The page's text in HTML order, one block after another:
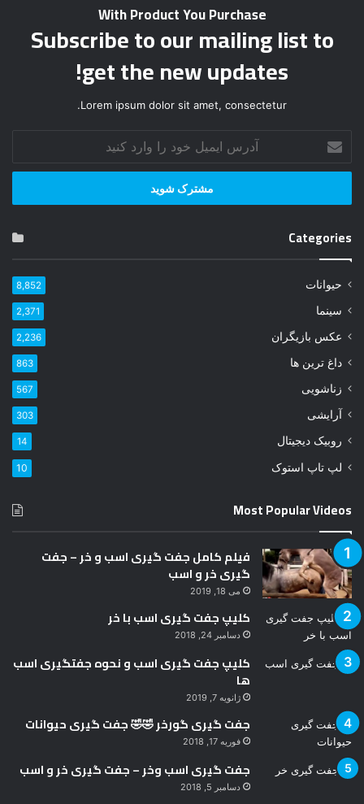
With Product You Purchase
Subscribe to our mailing list to
get the new updates!
Lorem ipsum dolor sit amet, consectetur.
ر
ا
م
ی
خ
و
ر
ا
ا
ر
ک
ن
Categories
حیوانات 8,852
سینما 2,371
عکس بازیگران 2,236
داغ ترین ها 863
زناشویی 567
آرایشی 303
روبیک دیجیتال 14
لپ تاپ استوک 10
Most Popular Videos
فیلم کامل جفت گیری اسب و خر – جفت
گیری خر و اسب
می 18, 2019
کلیپ جفت گیری اسب با خر
دسامبر 24, 2018
کلیپ جفت گیری اسب و نحوه جفتگیری اسب
ها
ژانویه 7, 2019
جفت گیری گورخر 🤣🤣 جفت گیری حیوانات
فوریه 17, 2018
جفت گیری اسب وخر – جفت گیری خر و اسب
دسامبر 5, 2018